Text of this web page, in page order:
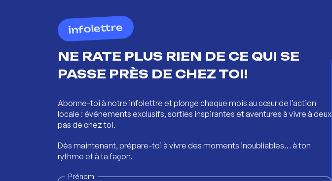
infolettre
NE RATE PLUS RIEN DE CE QUI SE
PASSE PRÈS DE CHEZ TOI!
Abonne-toi à notre infolettre et plonge chaque mois au cœur de l’action
locale : événements exclusifs, sorties inspirantes et aventures à vivre à deux
pas de chez toi.
Dès maintenant, prépare-toi à vivre des moments inoubliables… à ton
rythme et à ta façon.
Prénom